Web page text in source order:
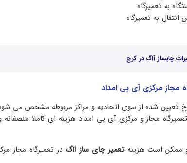
به تعمیرگاه
به تعمیرگاه
چایساز آاگ در کرج
مجاز مرکزی آی پی امداد
تعیین شده از سوی اتحادیه و مراکز مربوطه مشخص می
مجاز و مرکزی آی پی امداد هزینه ای کاملا منصفانه
ممکن است هزینهتعمیر چای ساز آاگ در تعمیرگاه مجاز